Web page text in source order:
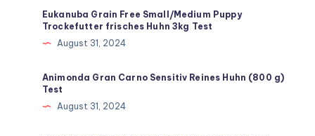
Eukanuba Grain Free Small/Medium Puppy
Trockefutter frisches Huhn 3kg Test
August 31, 2024
Animonda Gran Carno Sensitiv Reines Huhn (800 g)
Test
August 31, 2024